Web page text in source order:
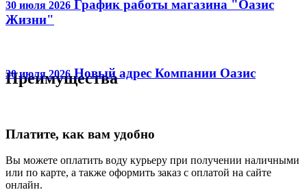
30 июля 2026 График работы магазина "Оазис
Жизни"
30 июля 2026 Новый адрес Компании Оазис
Преимущества
Платите, как вам удобно
Вы можете оплатить воду курьеру при получении наличными
или по карте, а также оформить заказ с оплатой на сайте
онлайн.